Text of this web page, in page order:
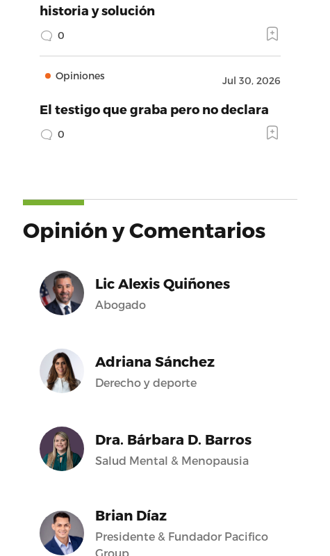
historia y solución
0
Opiniones Jul 30, 2026
El testigo que graba pero no declara
0
Opinión y Comentarios
Lic Alexis Quiñones
Abogado
Adriana Sánchez
Derecho y deporte
Dra. Bárbara D. Barros
Salud Mental & Menopausia
Brian Díaz
Presidente & Fundador Pacifico
Group